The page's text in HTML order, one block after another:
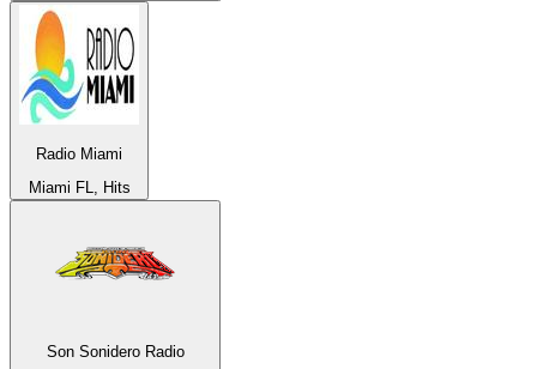
Radio Miami
Miami FL, Hits
Son Sonidero Radio